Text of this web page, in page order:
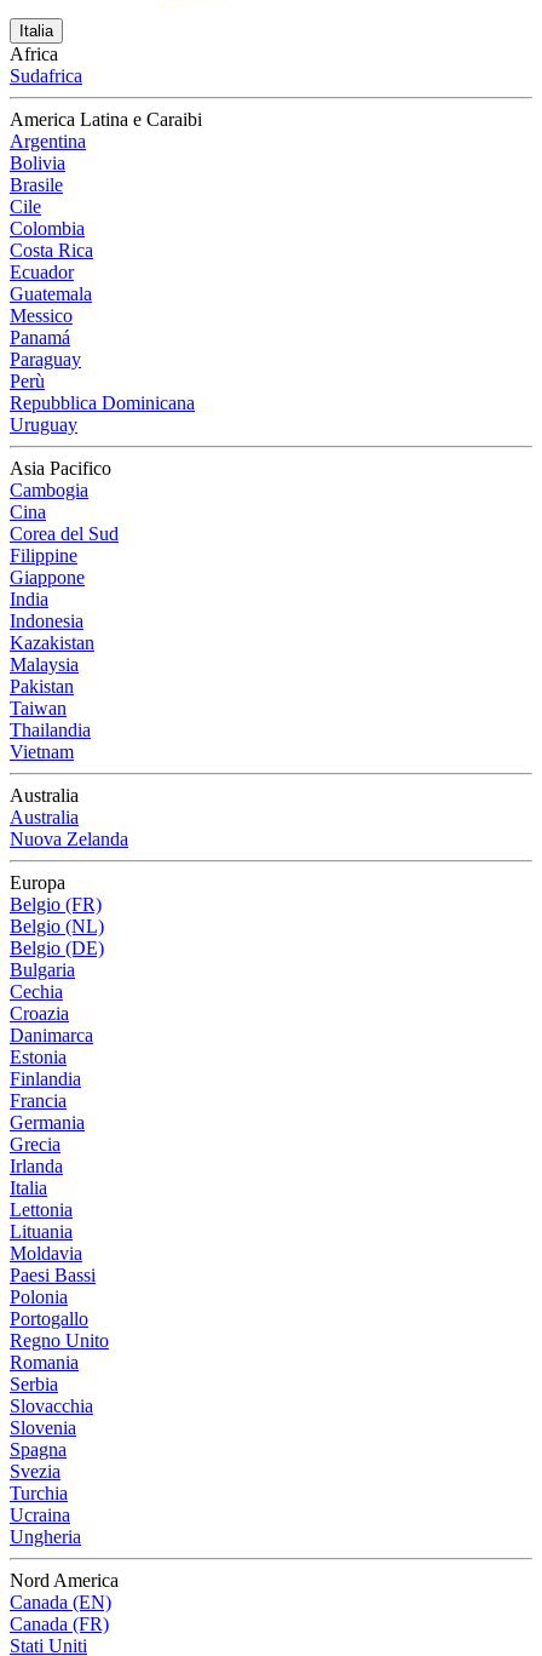
Italia
Africa
Sudafrica
America Latina e Caraibi
Argentina
Bolivia
Brasile
Cile
Colombia
Costa Rica
Ecuador
Guatemala
Messico
Panamá
Paraguay
Perù
Repubblica Dominicana
Uruguay
Asia Pacifico
Cambogia
Cina
Corea del Sud
Filippine
Giappone
India
Indonesia
Kazakistan
Malaysia
Pakistan
Taiwan
Thailandia
Vietnam
Australia
Australia
Nuova Zelanda
Europa
Belgio (FR)
Belgio (NL)
Belgio (DE)
Bulgaria
Cechia
Croazia
Danimarca
Estonia
Finlandia
Francia
Germania
Grecia
Irlanda
Italia
Lettonia
Lituania
Moldavia
Paesi Bassi
Polonia
Portogallo
Regno Unito
Romania
Serbia
Slovacchia
Slovenia
Spagna
Svezia
Turchia
Ucraina
Ungheria
Nord America
Canada (EN)
Canada (FR)
Stati Uniti